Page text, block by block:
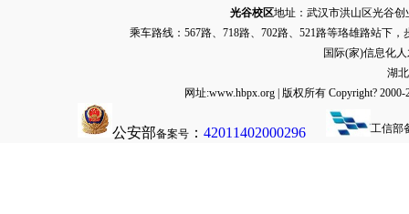
光谷校区地址：武汉市洪山区光谷创
乘车路线：567路、718路、702路、521路等珞雄路站下
国际(家)信息化
湖
网址:www.hbpx.org | 版权所有 Copyright?
公安部备案号 ： 42011402000296 工信部